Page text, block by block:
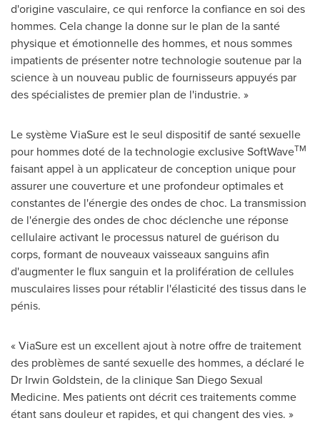
d'origine vasculaire, ce qui renforce la confiance en soi des
hommes. Cela change la donne sur le plan de la santé
physique et émotionnelle des hommes, et nous sommes
impatients de présenter notre technologie soutenue par la
science à un nouveau public de fournisseurs appuyés par
des spécialistes de premier plan de l'industrie. »
Le système ViaSure est le seul dispositif de santé sexuelle
pour hommes doté de la technologie exclusive SoftWaveTM
faisant appel à un applicateur de conception unique pour
assurer une couverture et une profondeur optimales et
constantes de l'énergie des ondes de choc. La transmission
de l'énergie des ondes de choc déclenche une réponse
cellulaire activant le processus naturel de guérison du
corps, formant de nouveaux vaisseaux sanguins afin
d'augmenter le flux sanguin et la prolifération de cellules
musculaires lisses pour rétablir l'élasticité des tissus dans le
pénis.
« ViaSure est un excellent ajout à notre offre de traitement
des problèmes de santé sexuelle des hommes, a déclaré le
Dr Irwin Goldstein, de la clinique San Diego Sexual
Medicine. Mes patients ont décrit ces traitements comme
étant sans douleur et rapides, et qui changent des vies. »